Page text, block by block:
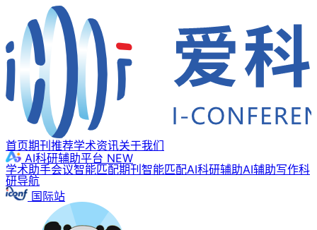
首页期刊推荐学术资讯关于我们
AI科研辅助平台 NEW
学术助手会议智能匹配期刊智能匹配AI科研辅助AI辅助写作科
研导航
国际站